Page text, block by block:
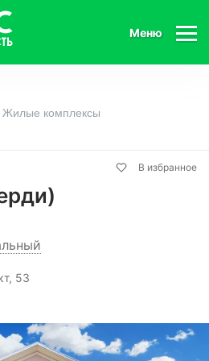
Меню
Жилые комплексы
В избранное
53